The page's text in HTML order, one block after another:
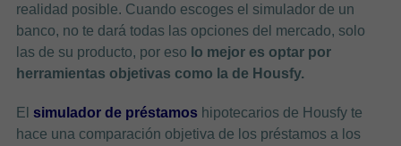
realidad posible. Cuando escoges el simulador de un
banco, no te dará todas las opciones del mercado, solo
las de su producto, por eso lo mejor es optar por
herramientas objetivas como la de Housfy.
El simulador de préstamos hipotecarios de Housfy te
hace una comparación objetiva de los préstamos a los